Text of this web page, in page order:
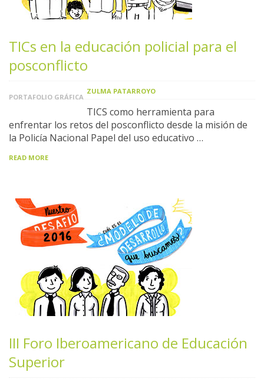
TICs en la educación policial para el
posconflicto
PORTAFOLIO GRÁFICA
ZULMA PATARROYO
TICS como herramienta para
enfrentar los retos del posconflicto desde la misión de
la Policía Nacional Papel del uso educativo …
READ MORE
III Foro Iberoamericano de Educación
Superior